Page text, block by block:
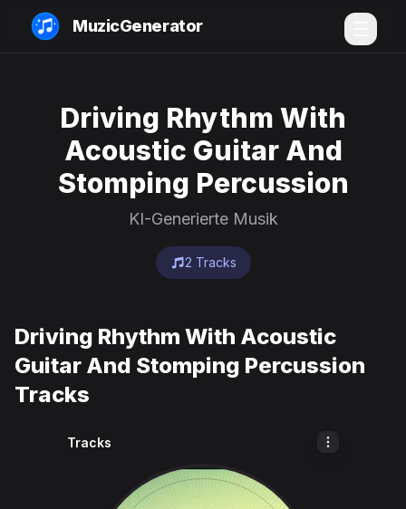
MuzicGenerator
Driving Rhythm With
Acoustic Guitar And
Stomping Percussion
KI-Generierte Musik
2 Tracks
Driving Rhythm With Acoustic
Guitar And Stomping Percussion
Tracks
Tracks